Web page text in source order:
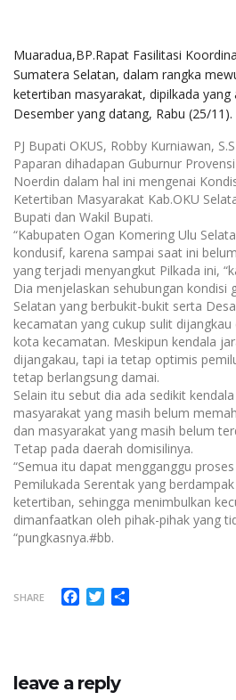
Muaradua,BP.Rapat Fasilitasi
Sumatera Selatan, dalam rangka
ketertiban masyarakat, dipilkada yang
Desember yang datang, Rabu (25/11).
PJ Bupati OKUS, Robby Kurniawan,
Paparan dihadapan Guburnur
Noerdin dalam hal ini mengenai
Ketertiban Masyarakat Kab.OKU
Bupati dan Wakil Bupati.
“Kabupaten Ogan Komering Ulu
kondusif, karena sampai saat ini
yang terjadi menyangkut Pilkada ini,
Dia menjelaskan sehubungan kondisi
Selatan yang berbukit-bukit serta
kecamatan yang cukup sulit
kota kecamatan. Meskipun kendala
dijangakau, tapi ia tetap optimis
tetap berlangsung damai.
Selain itu sebut dia ada sedikit
masyarakat yang masih belum
dan masyarakat yang masih belum
Tetap pada daerah domisilinya.
“Semua itu dapat mengganggu
Pemilukada Serentak yang
ketertiban, sehingga menimbulkan
dimanfaatkan oleh pihak-pihak yang
“pungkasnya.#bb.
SHARE Facebook
Twitter
leave a reply